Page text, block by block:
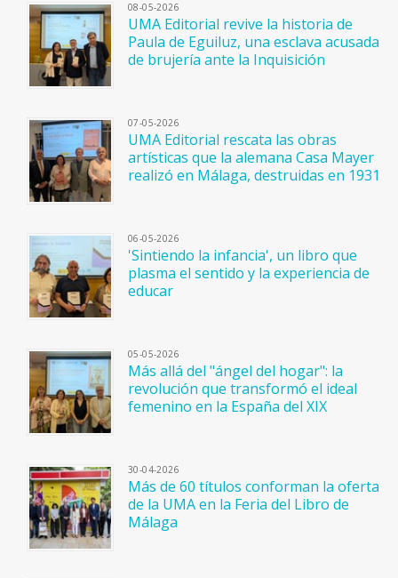
08-05-2026
UMA Editorial revive la historia de
Paula de Eguiluz, una esclava acusada
de brujería ante la Inquisición
07-05-2026
UMA Editorial rescata las obras
artísticas que la alemana Casa Mayer
realizó en Málaga, destruidas en 1931
06-05-2026
'Sintiendo la infancia', un libro que
plasma el sentido y la experiencia de
educar
05-05-2026
Más allá del "ángel del hogar": la
revolución que transformó el ideal
femenino en la España del XIX
30-04-2026
Más de 60 títulos conforman la oferta
de la UMA en la Feria del Libro de
Málaga